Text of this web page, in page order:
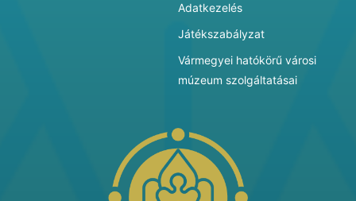
Adatkezelés
Játékszabályzat
Vármegyei hatókörű városi
múzeum szolgáltatásai